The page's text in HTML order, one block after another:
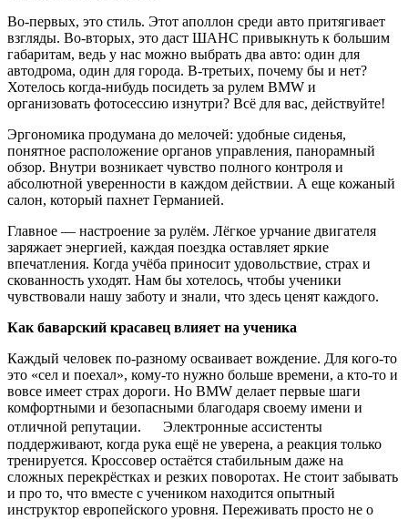
Во-первых, это стиль. Этот аполлон среди авто притягивает
взгляды. Во-вторых, это даcт ШАНС привыкнуть к большим
габаритам, ведь у нас можно выбрать два авто: один для
автодрома, один для города. В-третьих, почему бы и нет?
Хотелось когда-нибудь посидеть за рулем BMW и
организовать фотосессию изнутри? Всё для вас, действуйте!
Эргономика продумана до мелочей: удобные сиденья,
понятное расположение органов управления, панорамный
обзор. Внутри возникает чувство полного контроля и
абсолютной уверенности в каждом действии. А еще кожаный
салон, который пахнет Германией.
Главное — настроение за рулём. Лёгкое урчание двигателя
заряжает энергией, каждая поездка оставляет яркие
впечатления. Когда учёба приносит удовольствие, страх и
скованность уходят. Нам бы хотелось, чтобы ученики
чувствовали нашу заботу и знали, что здесь ценят каждого.
Как баварский красавец влияет на ученика
Каждый человек по-разному осваивает вождение. Для кого-то
это «сел и поехал», кому-то нужно больше времени, а кто-то и
вовсе имеет страх дороги. Но BMW делает первые шаги
комфортными и безопасными благодаря своему имени и
отличной репутации. Электронные ассистенты
поддерживают, когда рука ещё не уверена, а реакция только
тренируется. Кроссовер остаётся стабильным даже на
сложных перекрёстках и резких поворотах. Не стоит забывать
и про то, что вместе с учеником находится опытный
инструктор европейского уровня. Переживать просто не о